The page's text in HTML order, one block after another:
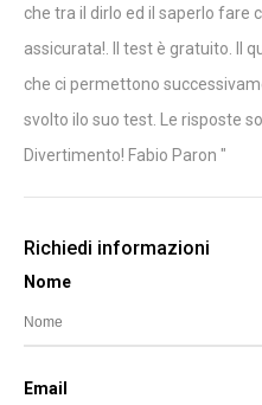
che tra il dirlo ed il saperlo fare
assicurata!. Il test è gratuito. Il
che ci permettono
svolto ilo suo test. Le risposte
Divertimento! Fabio Paron "
Richiedi informazioni
Nome
Email